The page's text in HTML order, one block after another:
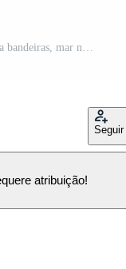
Seguir
atribuição!